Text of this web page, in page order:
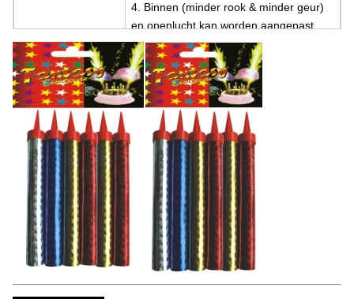
4. Binnen (minder rook & minder geur)
en openlucht kan worden aangepast.
5. Effect de duurtijd kan worden
aangepast.
Korting van prijs Afhankelijk van uw vereiste en QTY
Gelegenheid viering, festival, huwelijk, verjaardag
Verpakking 100/6 (of Aangepast)
CBM 0,033